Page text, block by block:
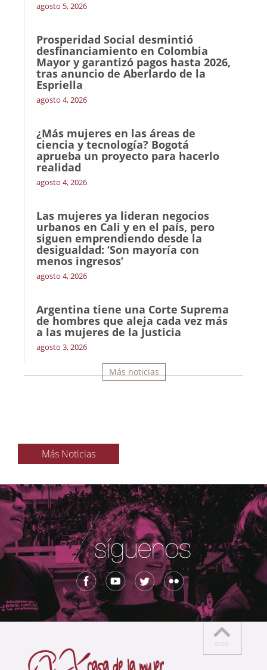
agosto 5, 2026
Prosperidad Social desmintió
desfinanciamiento en Colombia
Mayor y garantizó pagos hasta 2026,
tras anuncio de Aberlardo de la
Espriella
agosto 4, 2026
¿Más mujeres en las áreas de
ciencia y tecnología? Bogotá
aprueba un proyecto para hacerlo
realidad
agosto 4, 2026
Las mujeres ya lideran negocios
urbanos en Cali y en el país, pero
siguen emprendiendo desde la
desigualdad: ‘Son mayoría con
menos ingresos’
agosto 4, 2026
Argentina tiene una Corte Suprema
de hombres que aleja cada vez más
a las mujeres de la Justicia
agosto 3, 2026
Más noticias
Más Noticias